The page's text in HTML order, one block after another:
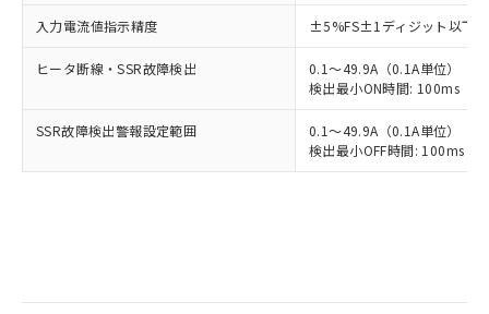
入力電流値指示精度 ±5%FS±1ディジット以下
ヒータ断線・SSR故障検出
0.1～49.9A（0.1A単位）
検出最小ON時間: 100ms（
SSR故障検出警報設定範囲
0.1～49.9A（0.1A単位）
検出最小OFF時間: 100ms（